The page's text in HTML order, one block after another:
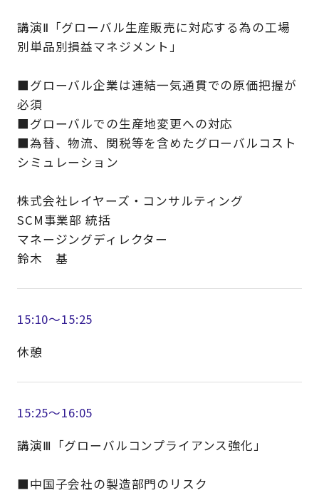
講演Ⅱ「グローバル生産販売に対応する為の工場
別単品別損益マネジメント」
■グローバル企業は連結一気通貫での原価把握が
必須
■グローバルでの生産地変更への対応
■為替、物流、関税等を含めたグローバルコスト
シミュレーション
株式会社レイヤーズ・コンサルティング
SCM事業部 統括
マネージングディレクター
鈴木 基
15:10～15:25
休憩
15:25～16:05
講演Ⅲ「グローバルコンプライアンス強化」
■中国子会社の製造部門のリスク